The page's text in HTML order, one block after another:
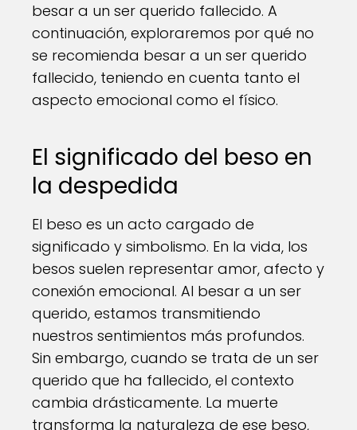
besar a un ser querido fallecido. A
continuación, exploraremos por qué no
se recomienda besar a un ser querido
fallecido, teniendo en cuenta tanto el
aspecto emocional como el físico.
El significado del beso en
la despedida
El beso es un acto cargado de
significado y simbolismo. En la vida, los
besos suelen representar amor, afecto y
conexión emocional. Al besar a un ser
querido, estamos transmitiendo
nuestros sentimientos más profundos.
Sin embargo, cuando se trata de un ser
querido que ha fallecido, el contexto
cambia drásticamente. La muerte
transforma la naturaleza de ese beso,